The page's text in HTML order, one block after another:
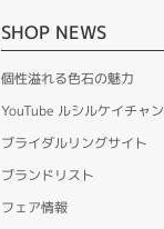
SHOP NEWS
個性溢れる色石の魅力
YouTube ルシルケイチャ
ブライダルリングサイト
ブランドリスト
フェア情報